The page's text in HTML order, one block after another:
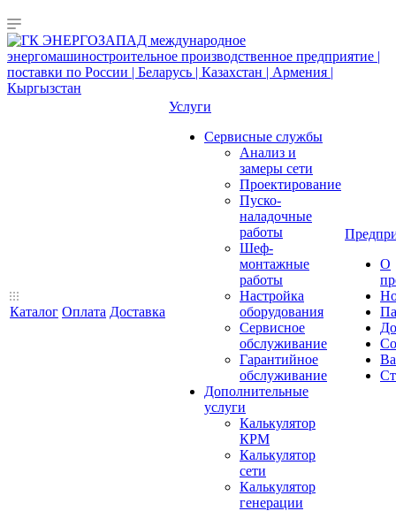
Каталог Оплата Доставка
Услуги
Сервисные службы
Анализ и
замеры сети
Проектирование
Пуско-
наладочные
работы
Шеф-
монтажные
работы
Настройка
оборудования
Сервисное
обслуживание
Гарантийное
обслуживание
Дополнительные
услуги
Калькулятор
КРМ
Калькулятор
сети
Калькулятор
генерации
О